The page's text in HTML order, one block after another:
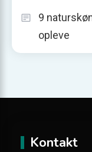
9
opleve
Kontakt